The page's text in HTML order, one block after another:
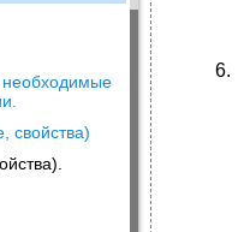
необходимые
свойства)